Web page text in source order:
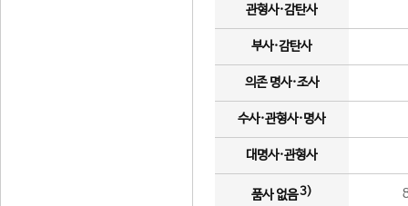
관형사·감탄사
부사·감탄사
의존 명사·조사
수사·관형사·명사
대명사·관형사
품사 없음3)